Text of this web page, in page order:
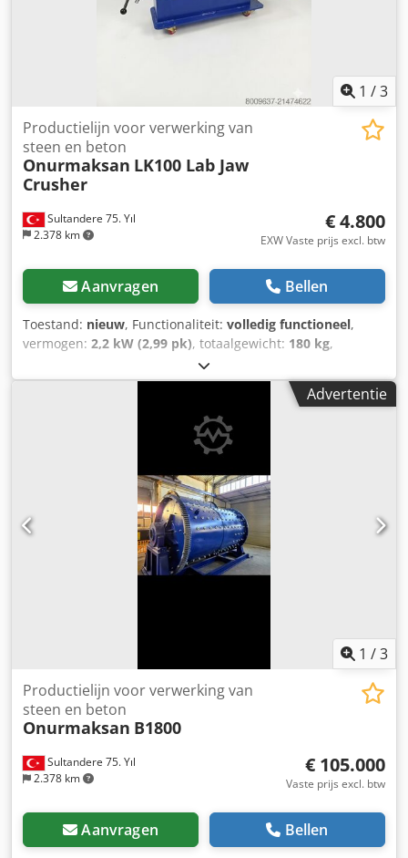
voedingssysteem Meelopende zaag: bandzaagunit met
afzuigsysteem voor stof Koel-/uitvoerroldraagsysteem met
pneumatisch en elektrisch systeem Dkedpfx Ajw Aht Roiujr
Bestaande tanks voor chemicaliën Documentatie
Bestaande gereedschappen en reserveonderdelen
Lijncapaciteit: 400 m²/u Paneeldikte: 50-75-100-125 mm
Paneellengte: 2.000 - 15.500 mm
1 /3
Sultandere 75. Yıl
2.378 km
Productielijn voor verwerking van
steen en beton
Onurmaksan LK100 Lab Jaw
Crusher
€ 4.800
EXW Vaste prijs excl. btw
Aanvragen Bellen
Toestand: nieuw, Functionaliteit: volledig functioneel,
vermogen: 2,2 kW (2,99 pk), totaalgewicht: 180 kg,
, inhoud van de bak:
2026, LK100 Laboratorium kaakbreker - Steenbreker voor
Advertentie
1 /3
Sultandere 75. Yıl
2.378 km
Productielijn voor verwerking van
steen en beton
Onurmaksan B1800
€ 105.000
Vaste prijs excl. btw
Aanvragen Bellen